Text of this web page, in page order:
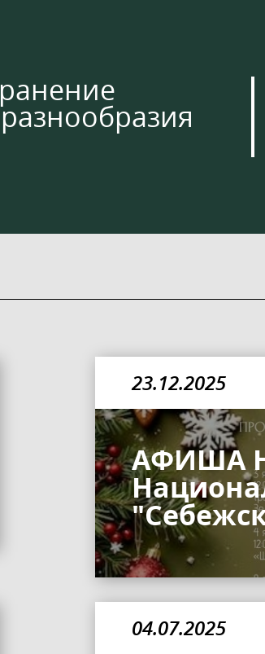
23.12.2025
АФИША
04.07.2025